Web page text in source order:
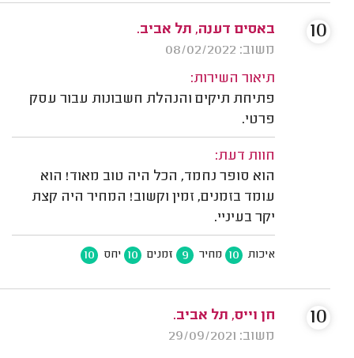
באסים דענה, תל אביב.
משוב: 08/02/2022
תיאור השירות:
פתיחת תיקים והנהלת חשבונות עבור עסק
פרטי.
חוות דעת:
הוא סופר נחמד, הכל היה טוב מאוד! הוא
עומד בזמנים, זמין וקשוב! המחיר היה קצת
יקר בעיניי.
איכות 10 מחיר 9 זמנים 10 יחס 10
10
חן וייס, תל אביב.
משוב: 29/09/2021
10